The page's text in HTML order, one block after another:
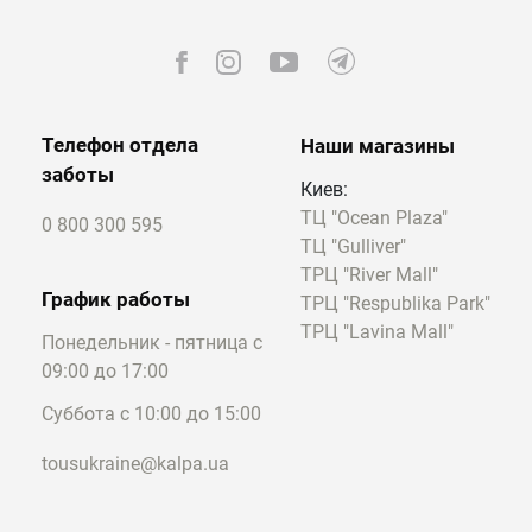
предусмотрены фиксированные ручки
TOUS Kaos Dream
Через наш онлайн-магазин рюкзаки
заказать можно, подобрав универсальную
модель. Аксессуары этого типа подойдут
практически под любой образ и погоду.
Отличным примером является коллекция
TOUS Kaos Dream.
обладающие стильной отделкой под кожу.
Они прекрасно выглядят, а носить их
Телефон отдела
заботы
0 800 300 595
График работы
Понедельник - пятница с
09:00 до 17:00
Суббота с 10:00 до 15:00
tousukraine@kalpa.ua
Наши магазины
Киев:
ТЦ "Ocean Plaza"
ТЦ "Gulliver"
ТРЦ "River Mall"
ТРЦ "Respublika Park"
ТРЦ "Lavina Mall"